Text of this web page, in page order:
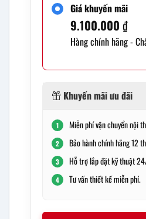
Giá khuyến mãi
9.100.000 ₫
Hàng chính hãng -
Khuyến mãi ưu đãi
1 Miễn phí vận chuyển nội
2 Bảo hành chính hãng 12
3 Hỗ trợ lắp đặt kỹ thuật
4 Tư vấn thiết kế miễn phí.